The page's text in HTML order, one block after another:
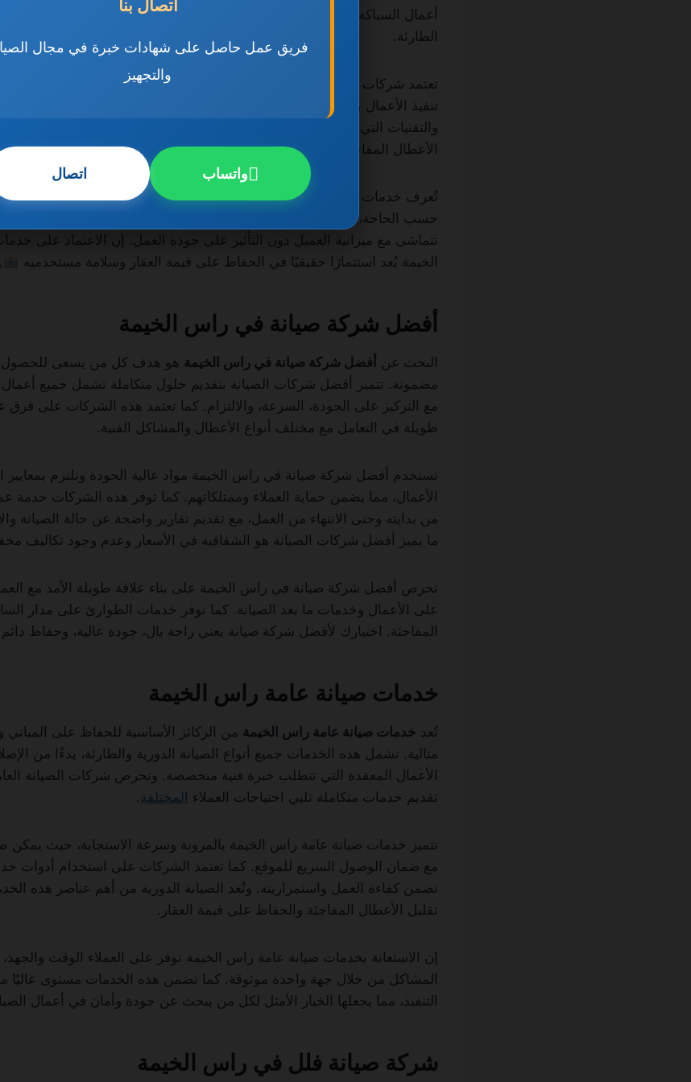
أعمال السباكة، الكهرباء، الدهانات، الجبس بورد، الأرضيات، الأبواب، والنوافذ،
الطارئة.
تعتمد شركات صيانة عامة راس الخيمة على خطط مدروسة لتقديم خدمات
تنفيذ الأعمال بواسطة فنيين متخصصين في كل مجال. كما تستخدم هذه
والتقنيات التي تضمن سرعة الإنجاز ودقة التنفيذ. وتُعد الصيانة العامة المنتظمة
الأعطال المفاجئة التي قد تسبب خسائر مادية كبيرة أو تعطل الأعمال داخل
تُعرف خدمات صيانة عامة راس الخيمة بالمرونة، حيث يمكن للعميل اختيار
حسب الحاجة، مع إمكانية التعاقد السنوي أو الشهري. كما تحرص الشركات
تتماشى مع ميزانية العميل دون التأثير على جودة العمل. إن الاعتماد على
الخيمة يُعد استثمارًا حقيقيًا في الحفاظ على قيمة العقار وسلامة مستخدميه
أفضل شركة صيانة في راس الخيمة
البحث عن أفضل شركة صيانة في راس الخيمة هو هدف كل من يسعى للحصول
مضمونة. تتميز أفضل شركات الصيانة بتقديم حلول متكاملة تشمل جميع أعمال
مع التركيز على الجودة، السرعة، والالتزام. كما تعتمد هذه الشركات على
طويلة في التعامل مع مختلف أنواع الأعطال والمشاكل الفنية.
تستخدم أفضل شركة صيانة في راس الخيمة مواد عالية الجودة وتلتزم بمعايير
الأعمال، مما يضمن حماية العملاء وممتلكاتهم. كما توفر هذه الشركات خدمة
من بدايته وحتى الانتهاء من العمل، مع تقديم تقارير واضحة عن حالة الصيانة
ما يميز أفضل شركات الصيانة هو الشفافية في الأسعار وعدم وجود تكاليف
تحرص أفضل شركة صيانة في راس الخيمة على بناء علاقة طويلة الأمد مع
على الأعمال وخدمات ما بعد الصيانة. كما توفر خدمات الطوارئ على مدار
المفاجئة. اختيارك لأفضل شركة صيانة يعني راحة بال، جودة عالية، وحفاظ
خدمات صيانة عامة راس الخيمة
تُعد خدمات صيانة عامة راس الخيمة من الركائز الأساسية للحفاظ على
مثالية. تشمل هذه الخدمات جميع أنواع الصيانة الدورية والطارئة، بدءًا من
الأعمال المعقدة التي تتطلب خبرة فنية متخصصة. وتحرص شركات الصيانة
تقديم خدمات متكاملة تلبي احتياجات العملاء
المختلفة.
تتميز خدمات صيانة عامة راس الخيمة بالمرونة وسرعة الاستجابة، حيث
مع ضمان الوصول السريع للموقع. كما تعتمد الشركات على استخدام أدوات
تضمن كفاءة العمل واستمراريته. وتُعد الصيانة الدورية من أهم عناصر هذه
تقليل الأعطال المفاجئة والحفاظ على قيمة العقار.
إن الاستعانة بخدمات صيانة عامة راس الخيمة توفر على العملاء الوقت
المشاكل من خلال جهة واحدة موثوقة. كما تضمن هذه الخدمات مستوى عاليًا
التنفيذ، مما يجعلها الخيار الأمثل لكل من يبحث عن جودة وأمان في أعمال
شركة صيانة فلل في راس الخيمة
اتصال بنا
فريق عمل حاصل على شهادات خبرة في مجال
والتجهيز
واتساب اتصال